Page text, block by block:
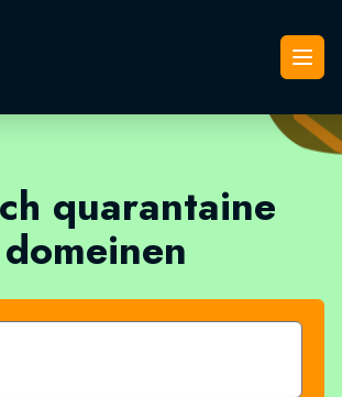
quarantaine
domeinen